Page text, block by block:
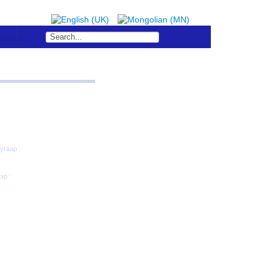
:
: